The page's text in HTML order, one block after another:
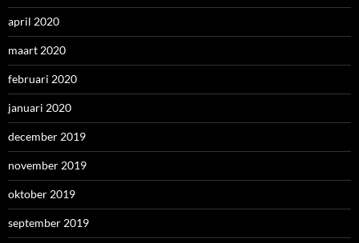
april 2020
maart 2020
februari 2020
januari 2020
december 2019
november 2019
oktober 2019
september 2019